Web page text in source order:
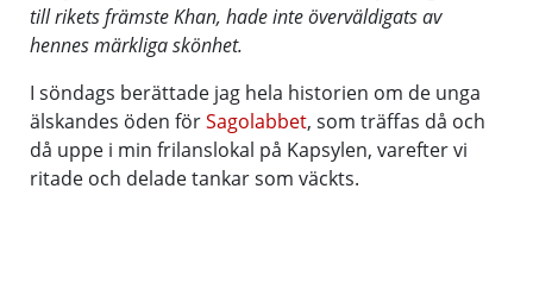
till rikets främste Khan, hade inte överväldigats av
hennes märkliga skönhet.
I söndags berättade jag hela historien om de unga
älskandes öden förSagolabbet, som träffas då och
då uppe i min frilanslokal på Kapsylen, varefter vi
ritade och delade tankar som väckts.